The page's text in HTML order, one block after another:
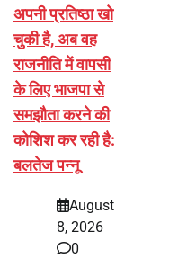
अपनी प्रतिष्ठा खो
चुकी है, अब वह
राजनीति में वापसी
के लिए भाजपा से
समझौता करने की
कोशिश कर रही है:
बलतेज पन्नू
August
8, 2026
0